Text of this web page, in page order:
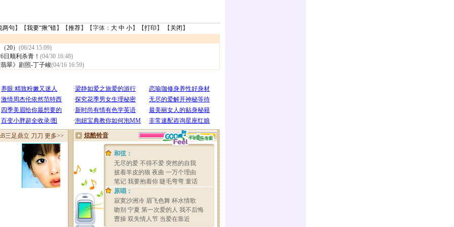
两句 】【我要“揪”错】【推荐】【字体： 大 中 小】【打印 】 【 关闭 】
20） (06/24 15:09)
日顺利杀青！ (04/30 16:48)
翠》剧照-丁子峻(04/16 16:59)